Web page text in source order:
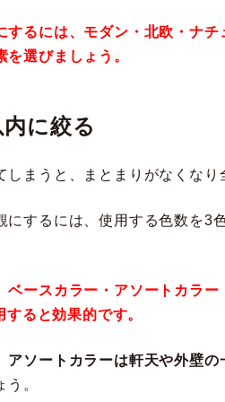
するには、モダン・北欧・ナ
選びましょう。
に絞る
まうと、まとまりがなくなり
にするには、使用する色数を3
ベースカラー・アソートカラ
ると効果的です。
アソートカラーは軒天や外壁
う。